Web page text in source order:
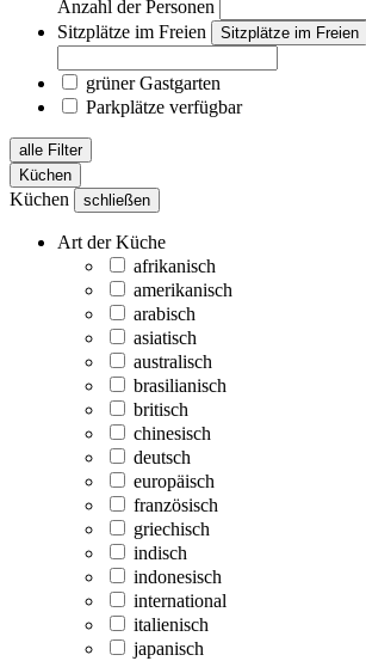
Anzahl der Personen
Sitzplätze im Freien
Sitzplätze im Freien
grüner Gastgarten
Parkplätze verfügbar
alle Filter
Küchen
Küchen schließen
Art der Küche
afrikanisch
amerikanisch
arabisch
asiatisch
australisch
brasilianisch
britisch
chinesisch
deutsch
europäisch
französisch
griechisch
indisch
indonesisch
international
italienisch
japanisch